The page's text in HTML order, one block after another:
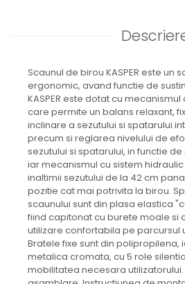
Scaunul de birou KASPER este un
ergonomic, avand functie de
KASPER este dotat cu
care permite un balans relaxant,
inclinare a sezutului si spatarului
precum si reglarea nivelului de
sezutului si spatarului, in functie
iar mecanismul cu sistem
inaltimii sezutului de la 42 cm
pozitie cat mai potrivita la birou.
scaunului sunt din plasa elastica
fiind capitonat cu burete moale si
utilizare confortabila pe parcursul
Bratele fixe sunt din polipropilena,
metalica cromata, cu 5 role
mobilitatea necesara